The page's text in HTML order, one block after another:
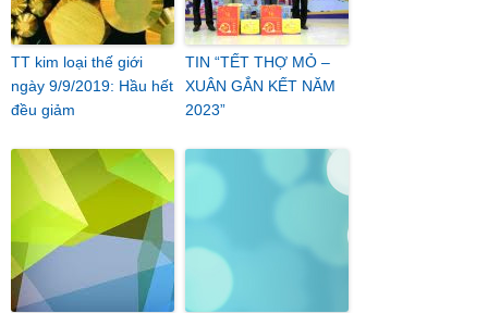
TT kim loại thế giới
ngày 9/9/2019: Hầu hết
đều giảm
TIN “TẾT THỢ MỎ –
XUÂN GẮN KẾT NĂM
2023”